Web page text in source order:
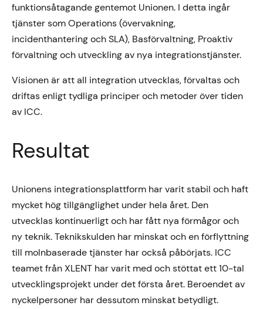
funktionsåtagande gentemot Unionen. I detta ingår
tjänster som Operations (övervakning,
incidenthantering och SLA), Basförvaltning, Proaktiv
förvaltning och utveckling av nya integrationstjänster.
Visionen är att all integration utvecklas, förvaltas och
driftas enligt tydliga principer och metoder över tiden
av ICC.
Resultat
Unionens integrationsplattform har varit stabil och haft
mycket hög tillgänglighet under hela året. Den
utvecklas kontinuerligt och har fått nya förmågor och
ny teknik. Teknikskulden har minskat och en förflyttning
till molnbaserade tjänster har också påbörjats. ICC
teamet från XLENT har varit med och stöttat ett 10-tal
utvecklingsprojekt under det första året. Beroendet av
nyckelpersoner har dessutom minskat betydligt.